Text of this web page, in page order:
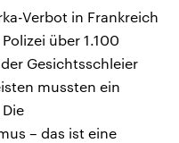
Verbot in Frankreich
über 1.100
Gesichtsschleier
mussten ein
– das ist eine